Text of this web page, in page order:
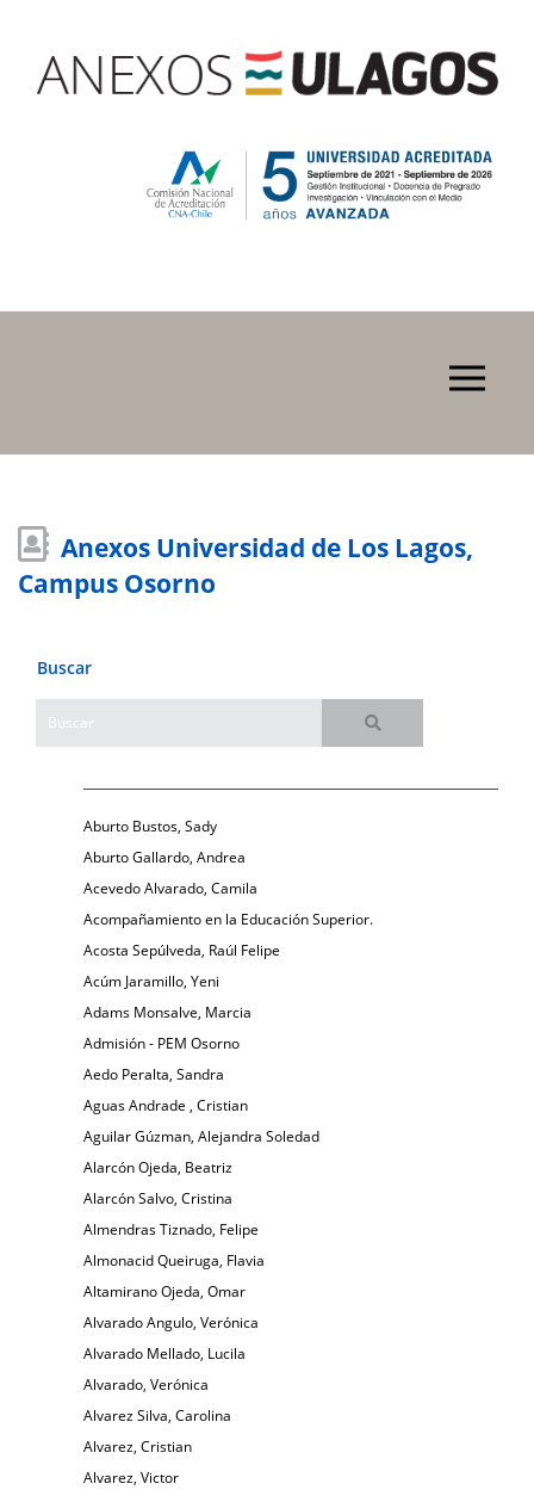
Anexos Universidad de Los Lagos,
Campus Osorno
Buscar
Aburto Bustos, Sady
Aburto Gallardo, Andrea
Acevedo Alvarado, Camila
Acompañamiento en la Educación Superior.
Acosta Sepúlveda, Raúl Felipe
Acúm Jaramillo, Yeni
Adams Monsalve, Marcia
Admisión - PEM Osorno
Aedo Peralta, Sandra
Aguas Andrade , Cristian
Aguilar Gúzman, Alejandra Soledad
Alarcón Ojeda, Beatriz
Alarcón Salvo, Cristina
Almendras Tiznado, Felipe
Almonacid Queiruga, Flavia
Altamirano Ojeda, Omar
Alvarado Angulo, Verónica
Alvarado Mellado, Lucila
Alvarado, Verónica
Alvarez Silva, Carolina
Alvarez, Cristian
Alvarez, Victor